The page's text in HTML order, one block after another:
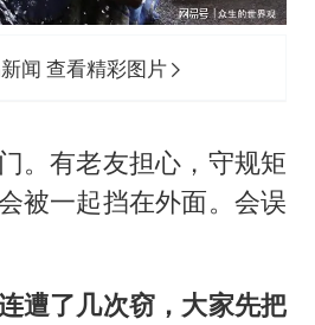
闻 查看精彩图片
。有老友担心，守规矩
被一起挡在外面。会误
遭了几次窃，大家先把